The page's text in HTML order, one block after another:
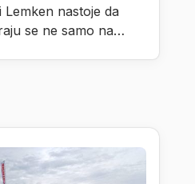
nastoje da
se ne samo na